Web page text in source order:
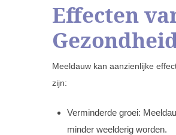
Effecten
Meeldauw kan aanzienlijke
zijn:
Verminderde groei:
minder weelderig worden.